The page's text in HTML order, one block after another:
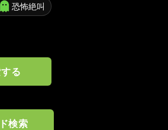
恐怖絶叫
る
検索